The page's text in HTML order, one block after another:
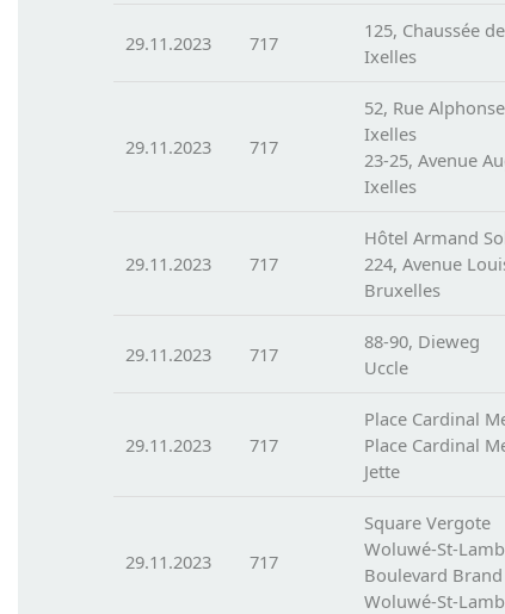
29.11.2023 717
125, Chaussée
Ixelles
29.11.2023 717
52, Rue
Ixelles
23-25, Avenue
Ixelles
29.11.2023 717
Hôtel Armand
224, Avenue
Bruxelles
29.11.2023 717
88-90, Dieweg
Uccle
29.11.2023 717
Place Cardinal
Place Cardinal
Jette
29.11.2023 717
Square Vergote
Woluwé-St-
Boulevard
Woluwé-St-